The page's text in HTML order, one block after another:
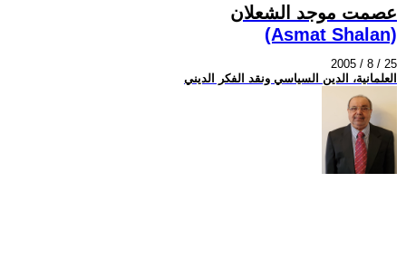
عصمت موجد الشعلان
(Asmat Shalan)
2005 / 8 / 25
العلمانية، الدين السياسي ونقد الفكر الديني